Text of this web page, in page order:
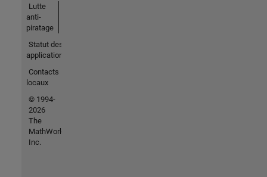
Lutte
anti-
piratage
Statut des
applications
Contacts
locaux
© 1994-
2026
The
MathWorks,
Inc.